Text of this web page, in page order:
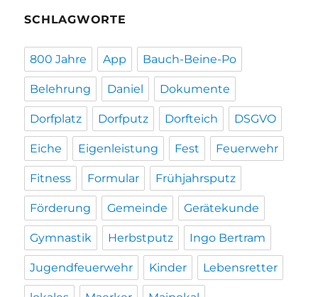
SCHLAGWORTE
800 Jahre App Bauch-Beine-Po
Belehrung Daniel Dokumente
Dorfplatz Dorfputz Dorfteich DSGVO
Eiche Eigenleistung Fest Feuerwehr
Fitness Formular Frühjahrsputz
Förderung Gemeinde Gerätekunde
Gymnastik Herbstputz Ingo Bertram
Jugendfeuerwehr Kinder Lebensretter